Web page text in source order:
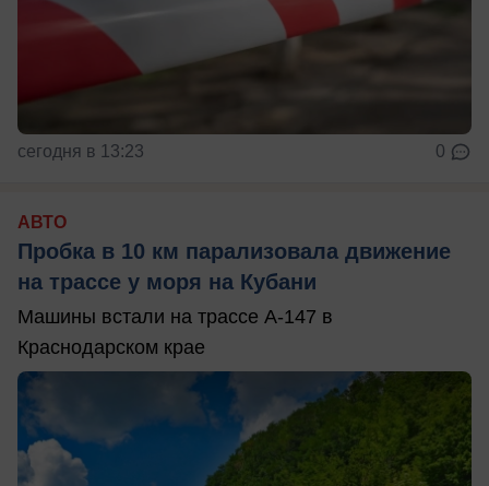
сегодня в 13:23 0
АВТО
Пробка в 10 км парализовала движение
на трассе у моря на Кубани
Машины встали на трассе А-147 в
Краснодарском крае